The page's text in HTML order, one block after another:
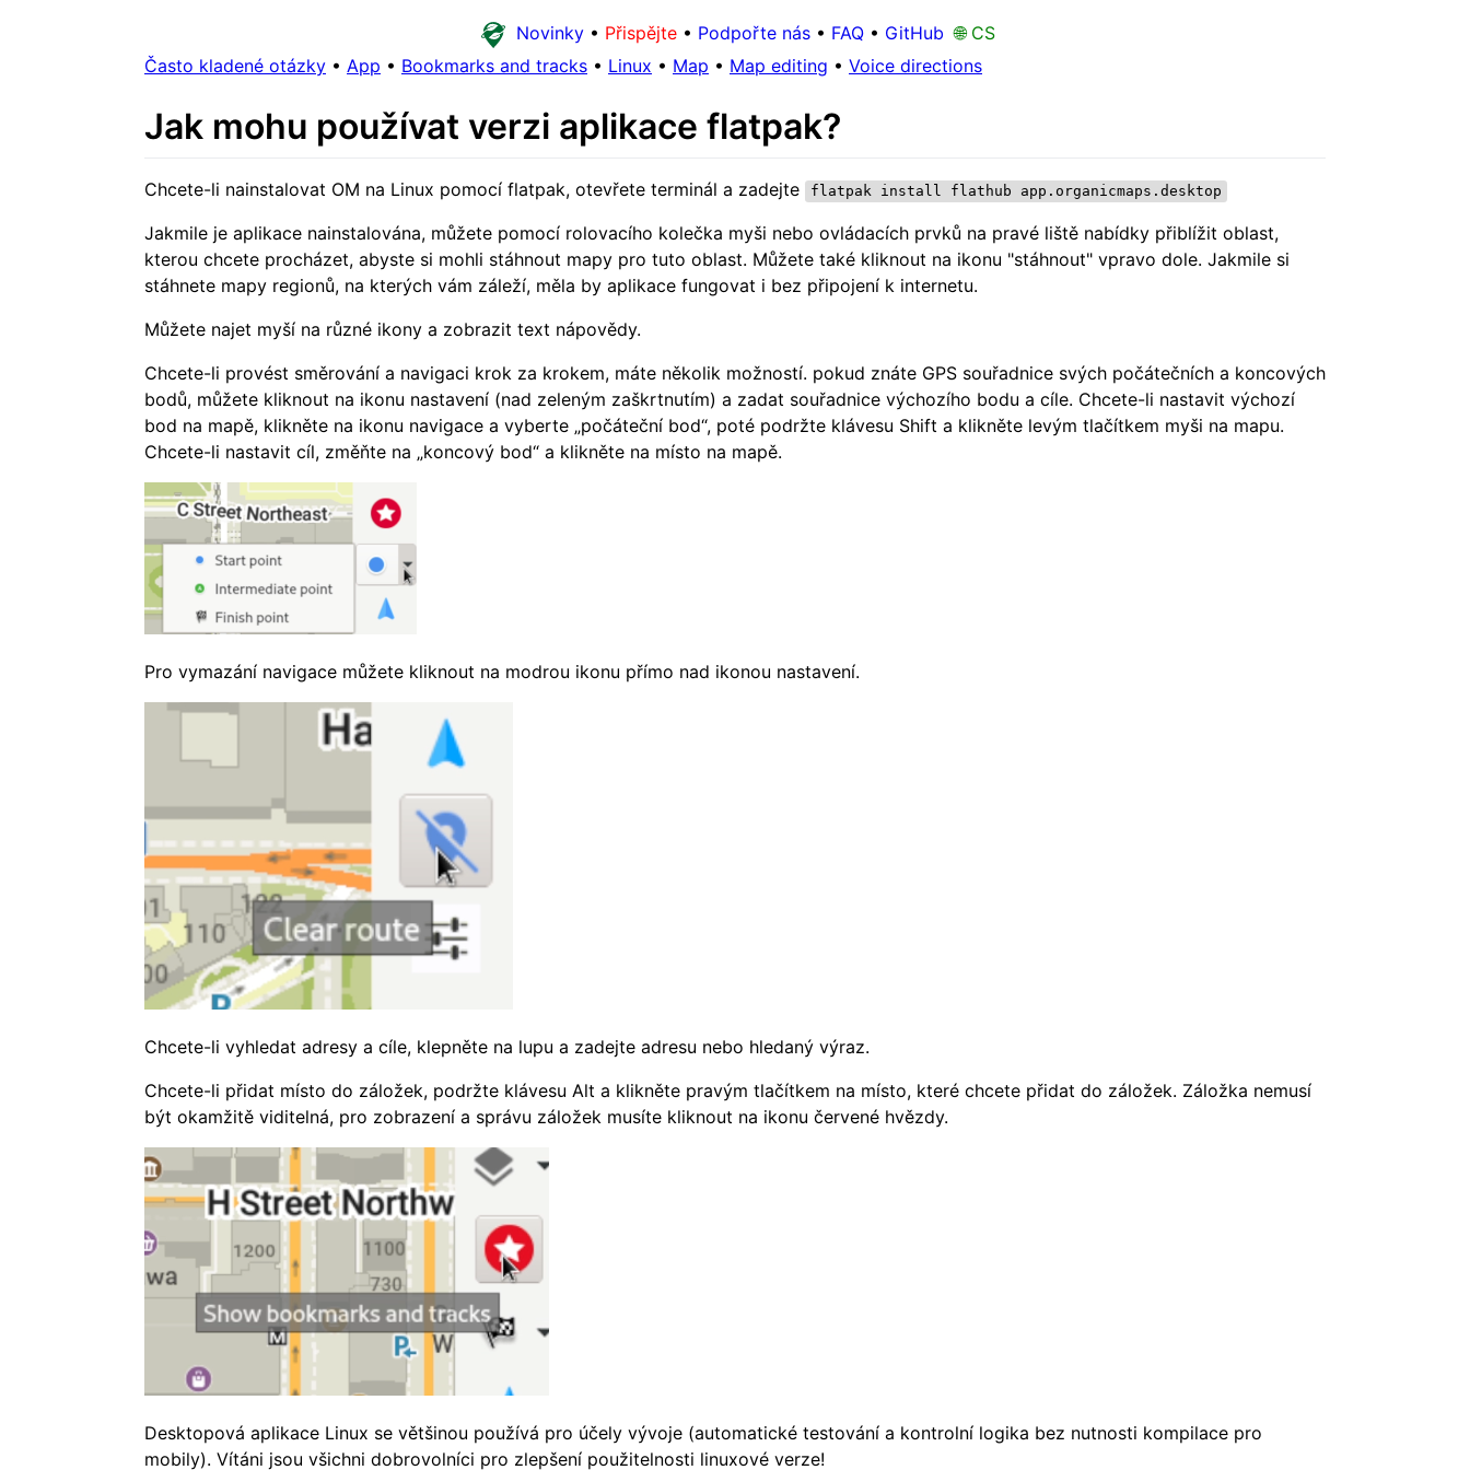
Novinky • Přispějte • Podpořte nás • FAQ • GitHub 🌐 CS
Často kladené otázky • App • Bookmarks and tracks • Linux • Map • Map editing • Voice directions
Jak mohu používat verzi aplikace flatpak?
Chcete-li nainstalovat OM na Linux pomocí flatpak, otevřete terminál a zadejte flatpak install flathub app.organicmaps.desktop
Jakmile je aplikace nainstalována, můžete pomocí rolovacího kolečka myši nebo ovládacích prvků na pravé liště nabídky přiblížit oblast,
kterou chcete procházet, abyste si mohli stáhnout mapy pro tuto oblast. Můžete také kliknout na ikonu "stáhnout" vpravo dole. Jakmile si
stáhnete mapy regionů, na kterých vám záleží, měla by aplikace fungovat i bez připojení k internetu.
Můžete najet myší na různé ikony a zobrazit text nápovědy.
Chcete-li provést směrování a navigaci krok za krokem, máte několik možností. pokud znáte GPS souřadnice svých počátečních a koncových
bodů, můžete kliknout na ikonu nastavení (nad zeleným zaškrtnutím) a zadat souřadnice výchozího bodu a cíle. Chcete-li nastavit výchozí
bod na mapě, klikněte na ikonu navigace a vyberte „počáteční bod“, poté podržte klávesu Shift a klikněte levým tlačítkem myši na mapu.
Chcete-li nastavit cíl, změňte na „koncový bod“ a klikněte na místo na mapě.
Pro vymazání navigace můžete kliknout na modrou ikonu přímo nad ikonou nastavení.
Chcete-li vyhledat adresy a cíle, klepněte na lupu a zadejte adresu nebo hledaný výraz.
Chcete-li přidat místo do záložek, podržte klávesu Alt a klikněte pravým tlačítkem na místo, které chcete přidat do záložek. Záložka nemusí
být okamžitě viditelná, pro zobrazení a správu záložek musíte kliknout na ikonu červené hvězdy.
Desktopová aplikace Linux se většinou používá pro účely vývoje (automatické testování a kontrolní logika bez nutnosti kompilace pro
mobily). Vítáni jsou všichni dobrovolníci pro zlepšení použitelnosti linuxové verze!